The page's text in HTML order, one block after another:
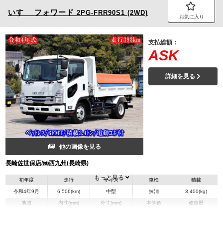
いすゞ フォワード 2PG-FRR90S1 (2WD)
お気に入り
他の画像を見る
長崎佐世保店/㈱西九州(長崎県)
支払総額：
ASK
詳細を見る
初年度
令和4年9月
走行
6,506(km)
サイズ
中型
車検
抹消
積載
3,400(kg)
地域 内寸(mm) 外寸(mm) 本体色 修復歴
もっと見る